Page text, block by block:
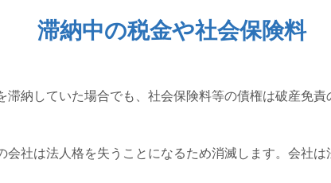
滞納中の税金や社会保険料
納していた場合でも、社会保険料等の債権は破産免
会社は法人格を失うことになるため消滅します。会社